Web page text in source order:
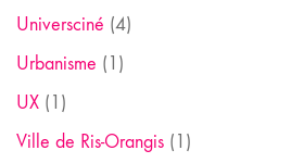
Universciné (4)
Urbanisme (1)
UX (1)
Ville de Ris-Orangis (1)